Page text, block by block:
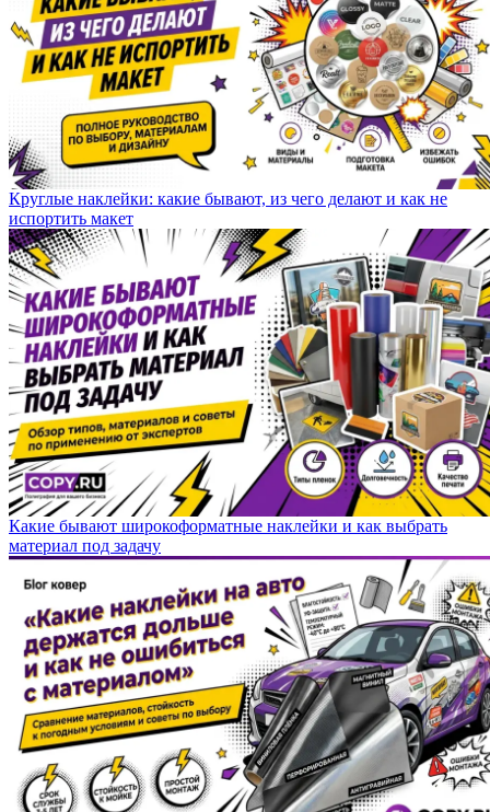
Круглые наклейки: какие бывают, из чего делают и как не
испортить макет
Какие бывают широкоформатные наклейки и как выбрать
материал под задачу